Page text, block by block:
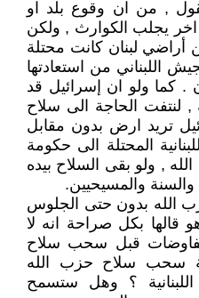
, من ان وقوع بلد او
يجلب الكوارث , ولكن
أراضي لبنان كانت محتلة
اللبناني من استعادتها
. كما ولو ان إسرائيل قد
, لنتفت الحاجة الى سلاح
تريد ارض بدون مقابل
المحتلة الى حكومة
, ولو بقى السلاح بيده
والسنة والمسيحيين.
الله بدون حتى الجلوس
قالها بكل صراحة انه لا
قبل سحب سلاح
سحب سلاح حزب الله
؟ وهل ستسمح